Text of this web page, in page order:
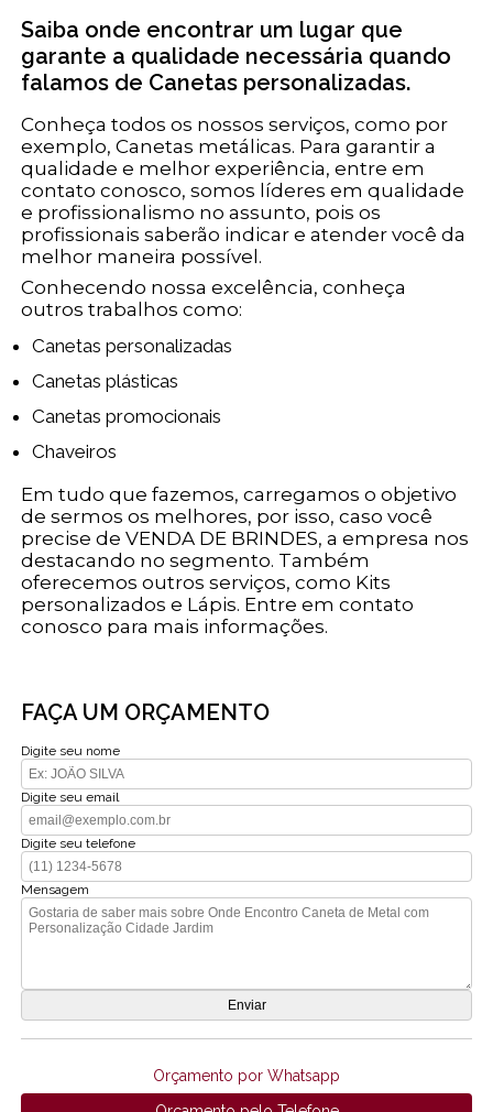
Saiba onde encontrar um lugar que
garante a qualidade necessária quando
falamos de Canetas personalizadas.
Conheça todos os nossos serviços, como por
exemplo, Canetas metálicas. Para garantir a
qualidade e melhor experiência, entre em
contato conosco, somos líderes em qualidade
e profissionalismo no assunto, pois os
profissionais saberão indicar e atender você da
melhor maneira possível.
Conhecendo nossa excelência, conheça
outros trabalhos como:
Canetas personalizadas
Canetas plásticas
Canetas promocionais
Chaveiros
Em tudo que fazemos, carregamos o objetivo
de sermos os melhores, por isso, caso você
precise de VENDA DE BRINDES, a empresa nos
destacando no segmento. Também
oferecemos outros serviços, como Kits
personalizados e Lápis. Entre em contato
conosco para mais informações.
FAÇA UM ORÇAMENTO
Digite seu nome
Digite seu email
Digite seu telefone
Mensagem
Orçamento por Whatsapp